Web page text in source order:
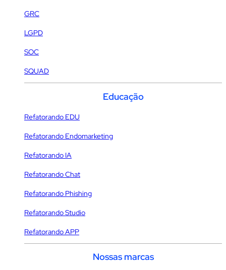
GRC
LGPD
SOC
SQUAD
Educação
Refatorando EDU
Refatorando Endomarketing
Refatorando IA
Refatorando Chat
Refatorando Phishing
Refatorando Studio
Refatorando APP
Nossas marcas